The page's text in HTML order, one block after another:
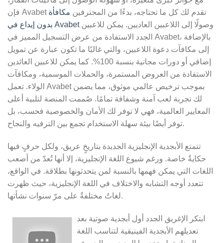
فإن Avabet تقدم لك كل ما تحتاجه، بدءًا من المحترفين مكافأة
بدون إيداع في Avabetوصولًا إلى اللاعبين العاديين. يمكن للاعبين
الجدد الاستفادة من عرض التسجيل المميز في Avabet، بالإضافة
إلى مكافآت دعوة اللاعبين، والتي غالبًا ما تكون عبارة عن تمويل
إضافي أو دورات مجانية بنسبة 100%. كما يمكن للاعبين العائدين
الاستفادة من العروض المستمرة، والحملات الموسمية، ومكافآت
الولاء. تعمل Avabet بموجب ترخيص عالمي موثوق، مما يضمن
لك تجربة لعب آمنة وشفافة تمامًا. صُممت المنصة لتلبية أعلى
المعايير العالمية، فهي لا توفر لك الأمان والخصوصية فحسب، بل
توفر أيضًا بيئة سهلة الاستخدام تجمع بين الترفيه والنجاح.
تتمتع الأبجدية الإنجليزية الجديدة بتاريخٍ عريق، ولكل حرفٍ فيها
حكايةٌ خاصة. ورغم شيوع اللغة الإنجليزية، إلا أنها تُعدّ من أصعب
اللغات التي يمكن فهمها بالنسبة لمن يتحدثونها بطلاقة. في الواقع،
تتعدد أوجه التشابه والاختلاف في اللغة الإنجليزية، حيث ظهرت
لغاتٌ مختلفةٌ على مرّ سنوات نشأتها.
ابتكر الإغريق الجدد أول أبجدية صوتية بعد
تعديلهم الأبجدية الفينيقية لتناسب اللغة